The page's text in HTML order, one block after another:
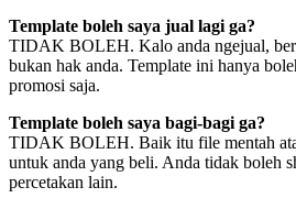
Template boleh saya jual lagi ga?
TIDAK BOLEH. Kalo anda ngejual,
bukan hak anda. Template ini hanya
promosi saja.
Template boleh saya bagi-bagi ga?
TIDAK BOLEH. Baik itu file mentah
untuk anda yang beli. Anda tidak boleh
percetakan lain.